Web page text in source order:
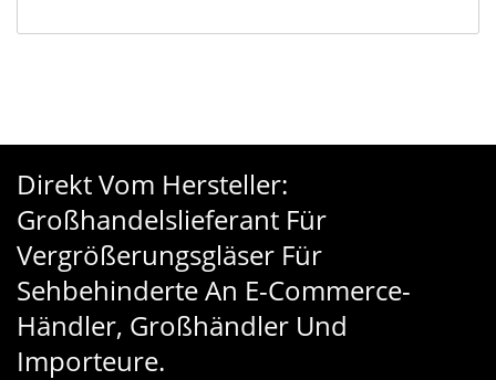
Direkt Vom Hersteller:
Großhandelslieferant Für
Vergrößerungsgläser Für
Sehbehinderte An E-Commerce-
Händler, Großhändler Und
Importeure.